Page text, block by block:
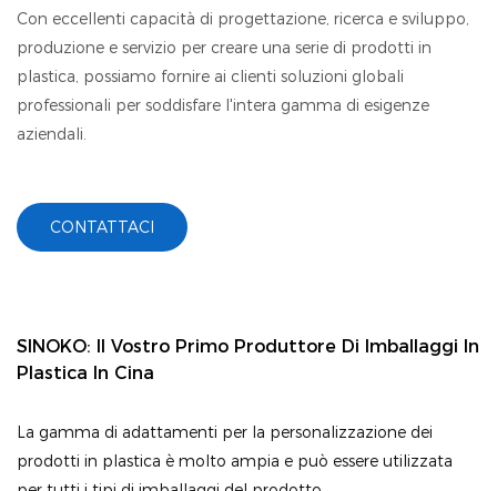
Con eccellenti capacità di progettazione, ricerca e sviluppo,
produzione e servizio per creare una serie di prodotti in
plastica, possiamo fornire ai clienti soluzioni globali
professionali per soddisfare l'intera gamma di esigenze
aziendali.
CONTATTACI
SINOKO: Il Vostro Primo Produttore Di Imballaggi In
Plastica In Cina
La gamma di adattamenti per la personalizzazione dei
prodotti in plastica è molto ampia e può essere utilizzata